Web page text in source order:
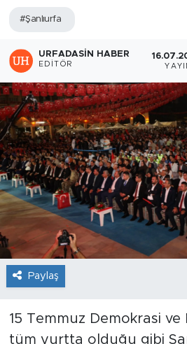
#Şanlıurfa
URFADASIN HABER
EDITÖR
Paylaş
15 Temmuz Demokrasi ve
tüm yurtta olduğu gibi